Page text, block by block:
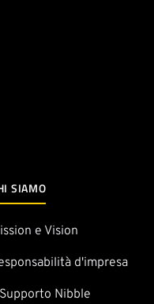
SIAMO
e Vision
d'impresa
Nibble